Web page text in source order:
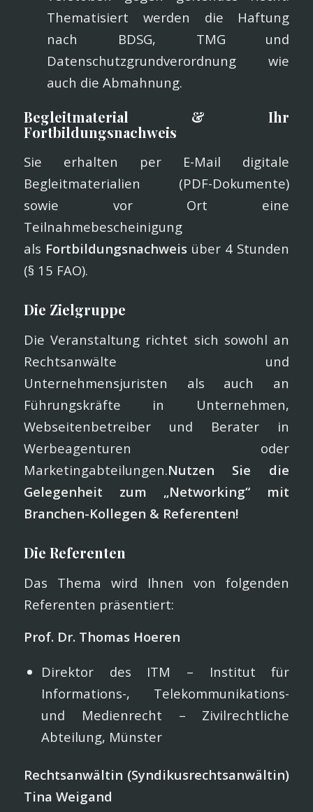
Thematisiert werden die Haftung
nach BDSG, TMG und
Datenschutzgrundverordnung wie
auch die Abmahnung.
Begleitmaterial & Ihr
Fortbildungsnachweis
Sie erhalten per E-Mail digitale
Begleitmaterialien (PDF-Dokumente)
sowie vor Ort eine
Teilnahmebescheinigung
als Fortbildungsnachweis über 4 Stunden
(§ 15 FAO).
Die Zielgruppe
Die Veranstaltung richtet sich sowohl an
Rechtsanwälte und
Unternehmensjuristen als auch an
Führungskräfte in Unternehmen,
Webseitenbetreiber und Berater in
Werbeagenturen oder
Marketingabteilungen.Nutzen Sie die
Gelegenheit zum „Networking“ mit
Branchen-Kollegen & Referenten!
Die Referenten
Das Thema wird Ihnen von folgenden
Referenten präsentiert:
Prof. Dr. Thomas Hoeren
Direktor des ITM – Institut für
Informations-, Telekommunikations-
und Medienrecht – Zivilrechtliche
Abteilung, Münster
Rechtsanwältin (Syndikusrechtsanwältin)
Tina Weigand